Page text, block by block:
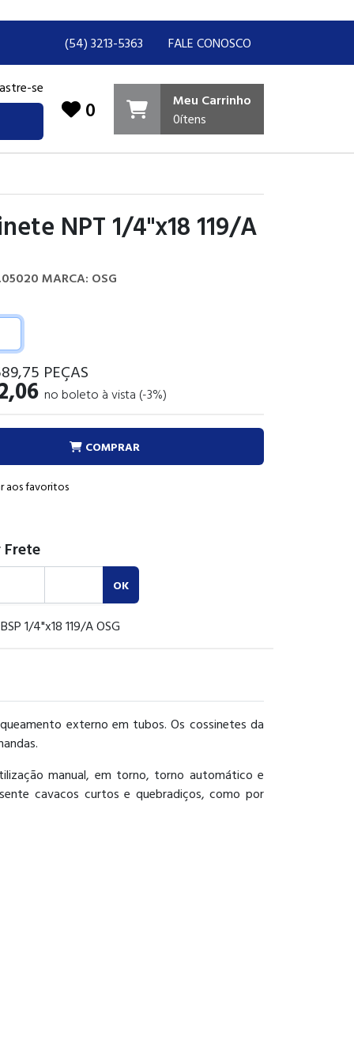
(54) 3213-5363
FALE CONOSCO
se
0
Meu Carrinho
0ítens
NPT 1/4"x18 119/A
MARCA: OSG
,75 PEÇAS
no boleto à vista (-3%)
COMPRAR
aos favoritos
Frete
OK
1/4"x18 119/A OSG
externo em tubos. Os cossinetes da
manual, em torno, torno automático e
cavacos curtos e quebradiços, como por